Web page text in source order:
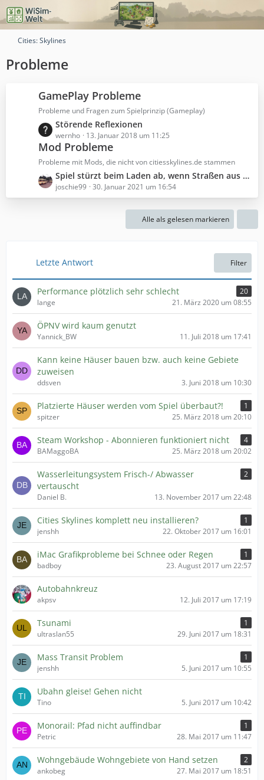
Cities: Skylines
Probleme
GamePlay Probleme
Probleme und Fragen zum Spielprinzip (Gameplay)
L
e
t
z
e
B
g
e
Störende Reflexionen
wernho 13. Januar 2018 um 11:25
Mod Probleme
Probleme mit Mods, die nicht von citiesskylines.de stammen
L
e
t
e
t
r
ä
g
e
Spiel stürzt beim Laden ab, wenn Straßen aus dem Workshop verwendet werden.
joschie99 30. Januar 2021 um 16:54
Alle als gelesen markieren
Letzte Antwort Filter
Performance plötzlich sehr schlecht
20
lange
21. März 2020 um 08:55
ÖPNV wird kaum genutzt
Yannick_BW 11. Juli 2018 um 17:41
Kann keine Häuser bauen bzw. auch keine Gebiete
zuweisen
ddsven 3. Juni 2018 um 10:30
Platzierte Häuser werden vom Spiel überbaut?!
1
spitzer
25. März 2018 um 20:10
Steam Workshop - Abonnieren funktioniert nicht
4
BAMaggoBA
25. März 2018 um 20:02
Wasserleitungsystem Frisch-/ Abwasser
vertauscht
2
Daniel B. 13. November 2017 um 22:48
Cities Skylines komplett neu installieren?
1
jenshh
22. Oktober 2017 um 16:01
iMac Grafikprobleme bei Schnee oder Regen
1
badboy
23. August 2017 um 22:57
Autobahnkreuz
akpsv 12. Juli 2017 um 17:19
Tsunami
1
ultraslan55
29. Juni 2017 um 18:31
Mass Transit Problem
1
jenshh
5. Juni 2017 um 10:55
Ubahn gleise! Gehen nicht
Tino 5. Juni 2017 um 10:42
Monorail: Pfad nicht auffindbar
1
Petric
28. Mai 2017 um 11:47
Wohngebäude Wohngebiete von Hand setzen
2
ankobeg
27. Mai 2017 um 18:51